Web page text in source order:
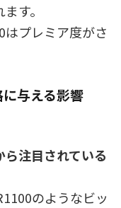
す。
プレミア度がさ
与える影響
注目されている
のようなビッ